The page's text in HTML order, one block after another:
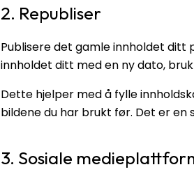
2. Republiser
Publisere det gamle innholdet ditt
innholdet ditt med en ny dato,
Dette hjelper med å fylle
bildene du har brukt før. Det er en
3. Sosiale